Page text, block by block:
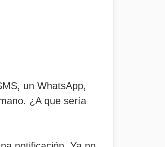
un WhatsApp,
¿A que sería